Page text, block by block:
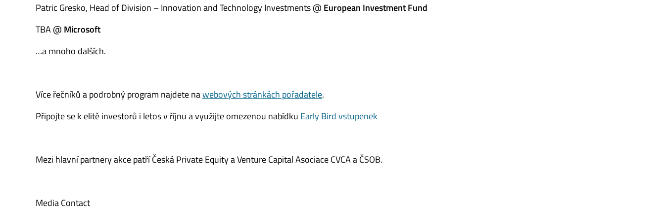
Patric Gresko, Head of Division – Innovation and Technology Investments @ European Investment Fund
TBA @ Microsoft
…a mnoho dalších.
Více řečníků a podrobný program najdete nawebových stránkách pořadatele.
Připojte se k elitě investorů i letos v říjnu a využijte omezenou nabídku Early Bird vstupenek
Mezi hlavní partnery akce patří Česká Private Equity a Venture Capital Asociace CVCA a ČSOB.
Media Contact